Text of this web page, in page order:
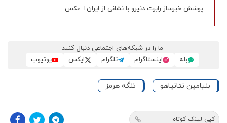
پوشش خبرساز رابرت دنیرو با نشانی از ایران+ عکس
ما را در شبکه‌های اجتماعی دنبال کنید
بله
اینستاگرام تلگرام ایکس یوتیوب
بنیامین نتانیاهو تنگه هرمز
کپی لینک کوتاه